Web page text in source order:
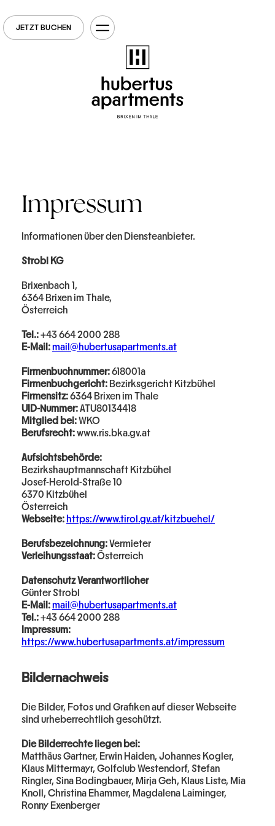
JETZT BUCHEN
Impressum
Informationen über den Diensteanbieter.
Strobl KG
Brixenbach 1,
6364 Brixen im Thale,
Österreich
Tel.:+43 664 2000 288
E-Mail:mail@hubertusapartments.at
Firmenbuchnummer:618001a
Firmenbuchgericht: Bezirksgericht Kitzbühel
Firmensitz:6364 Brixen im Thale
UID-Nummer:ATU80134418
Mitglied bei:WKO
Berufsrecht:www.ris.bka.gv.at
Aufsichtsbehörde:
Bezirkshauptmannschaft Kitzbühel
Josef-Herold-Straße 10
6370 Kitzbühel
Österreich
Webseite: https://www.tirol.gv.at/kitzbuehel/
Berufsbezeichnung:Vermieter
Verleihungsstaat:Österreich
Datenschutz Verantwortlicher
Günter Strobl
E-Mail:mail@hubertusapartments.at
Tel.:+43 664 2000 288
Impressum:
https://www.hubertusapartments.at/impressum
Bildernachweis
Die Bilder, Fotos und Grafiken auf dieser Webseite
sind urheberrechtlich geschützt.
Die Bilderrechte liegen bei:
Matthäus Gartner, Erwin Haiden, Johannes Kogler,
Klaus Mittermayr, Golfclub Westendorf, Stefan
Ringler, Sina Bodingbauer, Mirja Geh, Klaus Liste, Mia
Knoll, Christina Ehammer, Magdalena Laiminger,
Ronny Exenberger